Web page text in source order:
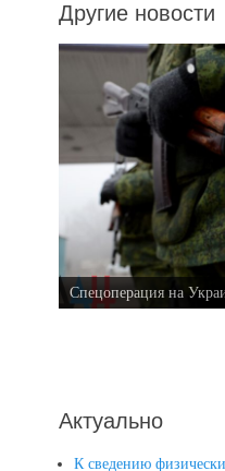
Другие новости
Спецоперация на
Актуально
К сведению